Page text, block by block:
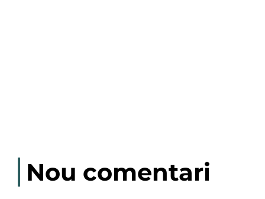
Nou comentari